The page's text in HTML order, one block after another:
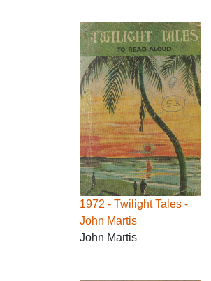
1972 - Twilight Tales -
John Martis
John Martis